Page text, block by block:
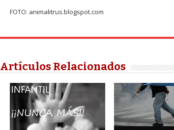
FOTO: animalitrus.blogspot.com
Artículos Relacionados